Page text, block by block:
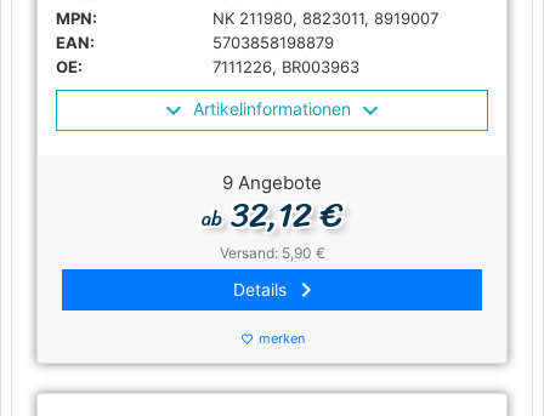
MPN:
NK 211980, 8823011, 8919007
EAN:
5703858198879
OE:
7111226, BR003963
Artikelinformationen
9 Angebote
ab32,12 €
Versand: 5,90 €
Details keyboard_arrow_right
favorite_border merken